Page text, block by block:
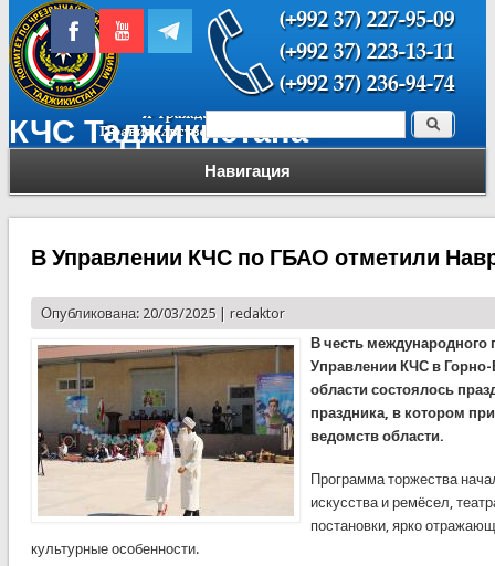
КЧС Таджикистана
Навигация
Форма поиска Поиск
В Управлении КЧС по ГБАО отметили
Опубликована: 20/03/2025 | redaktor
В честь международного
Управлении КЧС в
области состоялось
праздника, в котором
ведомств области.
Программа торжества
искусства и ремёсел,
постановки, ярко
культурные особенности.